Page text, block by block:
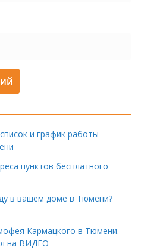
и график работы
пунктов бесплатного
в вашем доме в Тюмени?
Кармацкого в Тюмени.
на ВИДЕО